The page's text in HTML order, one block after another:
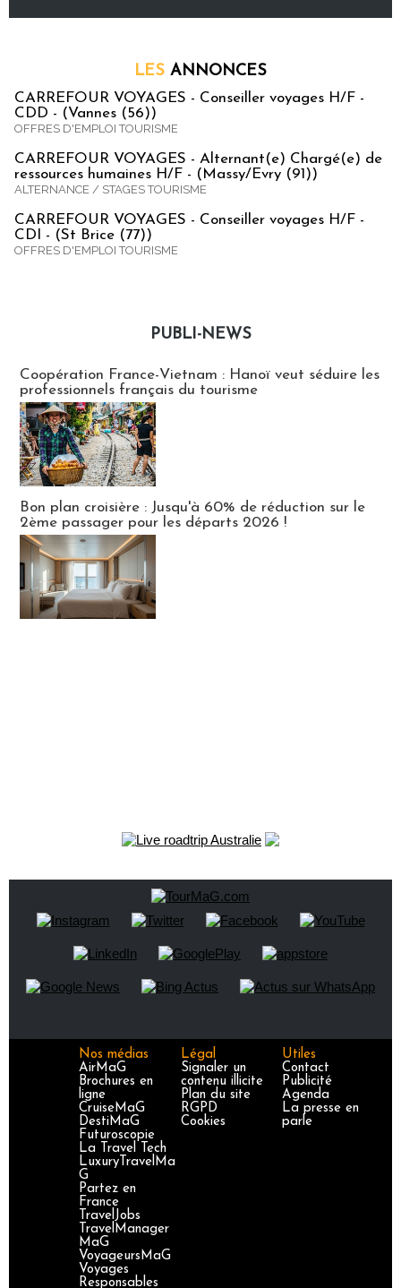
LES ANNONCES
CARREFOUR VOYAGES - Conseiller voyages H/F -
CDD - (Vannes (56))
OFFRES D'EMPLOI TOURISME
CARREFOUR VOYAGES - Alternant(e) Chargé(e) de
ressources humaines H/F - (Massy/Evry (91))
ALTERNANCE / STAGES TOURISME
CARREFOUR VOYAGES - Conseiller voyages H/F -
CDI - (St Brice (77))
OFFRES D'EMPLOI TOURISME
PUBLI-NEWS
Coopération France-Vietnam : Hanoï veut séduire les
professionnels français du tourisme
Bon plan croisière : Jusqu'à 60% de réduction sur le
2ème passager pour les départs 2026 !
Nos médias
AirMaG
Brochures en
ligne
CruiseMaG
DestiMaG
Futuroscopie
La Travel Tech
LuxuryTravelMa
G
Partez en
France
TravelJobs
TravelManager
MaG
VoyageursMaG
Voyages
Responsables
Légal
Signaler un
contenu illicite
Plan du site
RGPD
Cookies
Utiles
Contact
Publicité
Agenda
La presse en
parle